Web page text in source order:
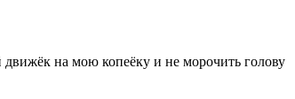
движёк на мою копеёку и не морочить голову